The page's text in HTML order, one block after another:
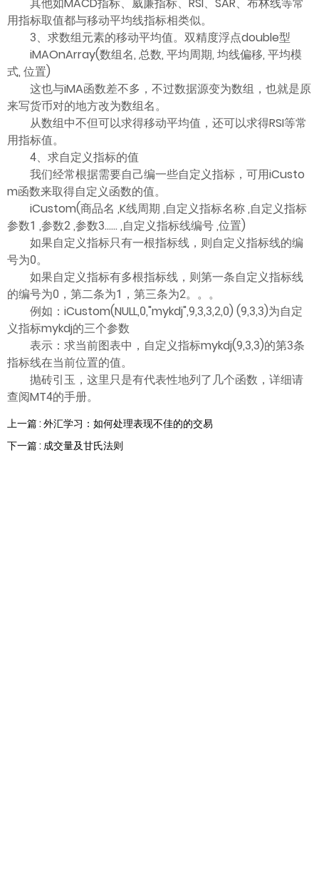
用指标取值都与移动平均线指标相类似。
3、求数组元素的移动平均值。双精度浮点double型
iMAOnArray(数组名, 总数, 平均周期, 均线偏移, 平均模
式, 位置)
这也与iMA函数差不多，不过数据源变为数组，也就是原
来写货币对的地方改为数组名。
从数组中不但可以求得移动平均值，还可以求得RSI等常
用指标值。
4、求自定义指标的值
我们经常根据需要自己编一些自定义指标，可用iCusto
m函数来取得自定义函数的值。
iCustom(商品名 ,K线周期 ,自定义指标名称 ,自定义指标
参数1 ,参数2 ,参数3…… ,自定义指标线编号 ,位置)
如果自定义指标只有一根指标线，则自定义指标线的编
号为0。
如果自定义指标有多根指标线，则第一条自定义指标线
的编号为0，第二条为1，第三条为2。。。
例如：iCustom(NULL,0,"mykdj",9,3,3,2,0) (9,3,3)为自定
义指标mykdj的三个参数
表示：求当前图表中，自定义指标mykdj(9,3,3)的第3条
指标线在当前位置的值。
抛砖引玉，这里只是有代表性地列了几个函数，详细请
查阅MT4的手册。
上一篇 : 外汇学习：如何处理表现不佳的的交易
下一篇 : 成交量及甘氏法则